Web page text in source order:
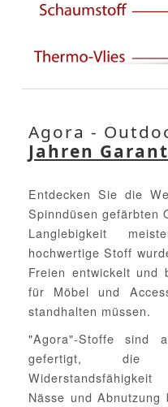
Agora -
Jahren
Entdecken Sie die
Spinndüsen gefärbten
Langlebigkeit
hochwertige Stoff
Freien entwickelt und
für Möbel und
standhalten müssen.
"Agora"-Stoffe sind
gefertigt, die
Nässe und